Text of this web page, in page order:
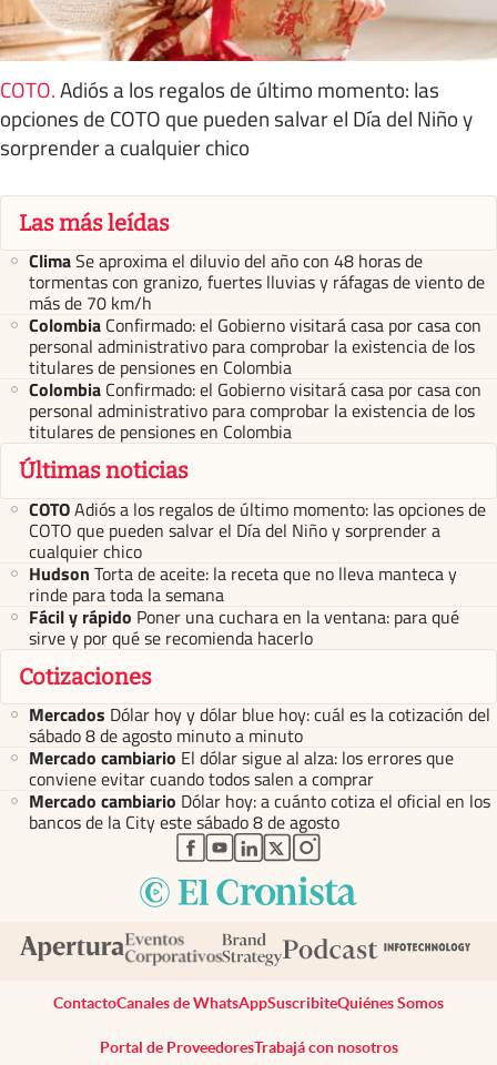
COTO.Adiós a los regalos de último momento: las
opciones de COTO que pueden salvar el Día del Niño y
sorprender a cualquier chico
Las más leídas
ClimaSe aproxima el diluvio del año con 48 horas de
tormentas con granizo, fuertes lluvias y ráfagas de viento de
más de 70 km/h
Colombia Confirmado: el Gobierno visitará casa por casa con
personal administrativo para comprobar la existencia de los
titulares de pensiones en Colombia
Colombia Confirmado: el Gobierno visitará casa por casa con
personal administrativo para comprobar la existencia de los
titulares de pensiones en Colombia
Últimas noticias
COTOAdiós a los regalos de último momento: las opciones de
COTO que pueden salvar el Día del Niño y sorprender a
cualquier chico
Hudson Torta de aceite: la receta que no lleva manteca y
rinde para toda la semana
Fácil y rápido Poner una cuchara en la ventana: para qué
sirve y por qué se recomienda hacerlo
Cotizaciones
Mercados Dólar hoy y dólar blue hoy: cuál es la cotización del
sábado 8 de agosto minuto a minuto
Mercado cambiario El dólar sigue al alza: los errores que
conviene evitar cuando todos salen a comprar
Mercado cambiario Dólar hoy: a cuánto cotiza el oficial en los
bancos de la City este sábado 8 de agosto
abre en nueva pestaña
abre en nueva pestaña
abre en nueva pestaña
abre en nueva pestaña
abre en nueva pestaña
ContactoCanales de WhatsAppSuscribiteQuiénes Somos
Portal de ProveedoresTrabajá con nosotros